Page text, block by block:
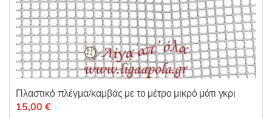
Πλαστικό πλέγμα/καμβάς με το μέτρο μικρό μάτι γκρι
15,00 €